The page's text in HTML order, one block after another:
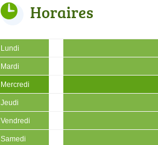
Horaires
Lundi
Mardi
Mercredi
Jeudi
Vendredi
Samedi